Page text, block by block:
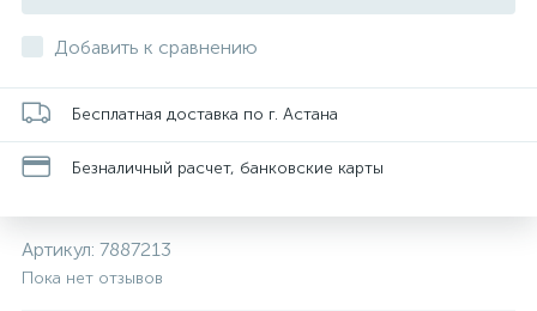
Добавить к сравнению
Бесплатная доставка по г. Астана
Безналичный расчет, банковские карты
Артикул: 7887213
Пока нет отзывов